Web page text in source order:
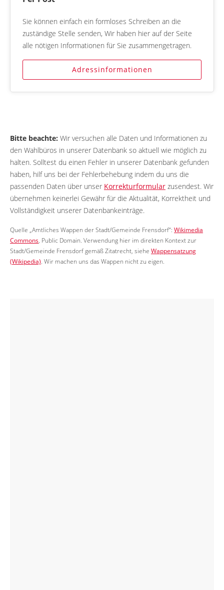
Sie können einfach ein formloses Schreiben an die
zuständige Stelle senden, Wir haben hier auf der Seite
alle nötigen Informationen für Sie zusammengetragen.
Adressinformationen
Bitte beachte: Wir versuchen alle Daten und Informationen zu
den Wahlbüros in unserer Datenbank so aktuell wie möglich zu
halten. Solltest du einen Fehler in unserer Datenbank gefunden
haben, hilf uns bei der Fehlerbehebung indem du uns die
passenden Daten über unser Korrekturformular zusendest. Wir
übernehmen keinerlei Gewähr für die Aktualität, Korrektheit und
Vollständigkeit unserer Datenbankeinträge.
Quelle „Amtliches Wappen der Stadt/Gemeinde Frensdorf“: Wikimedia
Commons, Public Domain. Verwendung hier im direkten Kontext zur
Stadt/Gemeinde Frensdorf gemäß Zitatrecht, siehe Wappensatzung
(Wikipedia). Wir machen uns das Wappen nicht zu eigen.